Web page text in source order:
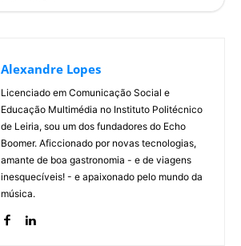
Alexandre Lopes
Licenciado em Comunicação Social e
Educação Multimédia no Instituto Politécnico
de Leiria, sou um dos fundadores do Echo
Boomer. Aficcionado por novas tecnologias,
amante de boa gastronomia - e de viagens
inesquecíveis! - e apaixonado pelo mundo da
música.